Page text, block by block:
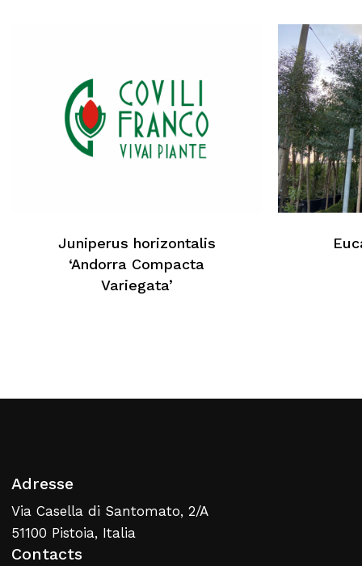
Aucun produit dans le
Juniperus horizontalis
‘Andorra Compacta
Variegata’
Adresse
Via Casella di Santomato, 2/A
51100 Pistoia, Italia
Contacts